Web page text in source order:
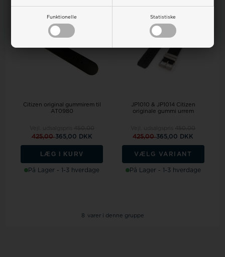
Funktionelle Statistiske
Citizen original gummirem til
AT0980
425,00365,00 DKK
LÆG I KURV
På Lager - 1-3 hverdage
JP1010 & JP1014 Citizen
originale gummi urrem
425,00365,00 DKK
VÆLG VARIANT
På Lager - 1-3 hverdage
8 varer i denne gruppe